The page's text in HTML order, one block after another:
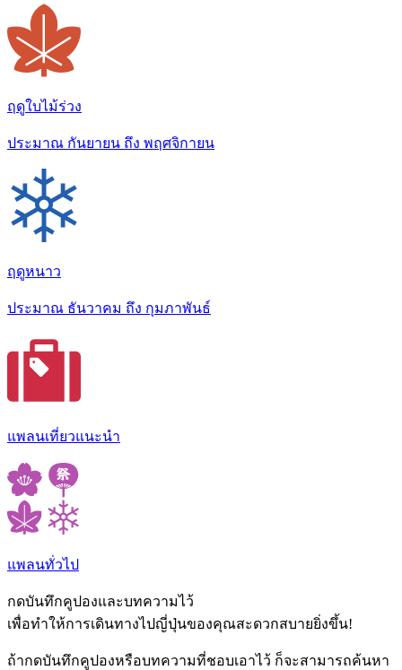
ฤดูใบไม้ร่วง
ประมาณ กันยายน ถึง พฤศจิกายน
ฤดูหนาว
ประมาณ ธันวาคม ถึง กุมภาพันธ์
แพลนเที่ยวแนะนำ
แพลนทั่วไป
กดบันทึกคูปองและบทความไว้
เพื่อทำให้การเดินทางไปญี่ปุ่นของคุณสะดวกสบายยิ่งขึ้น!
ถ้ากดบันทึกคูปองหรือบทความที่ชอบเอาไว้ ก็จะสามารถค้นหา